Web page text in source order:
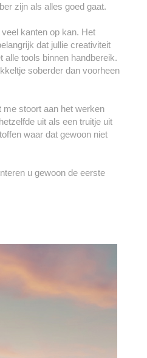
zijn als alles goed gaat.
kanten op kan. Het
dat jullie creativiteit
tools binnen handbereik.
soberder dan voorheen
me stoort aan het werken
uit als een truitje uit
waar dat gewoon niet
u gewoon de eerste